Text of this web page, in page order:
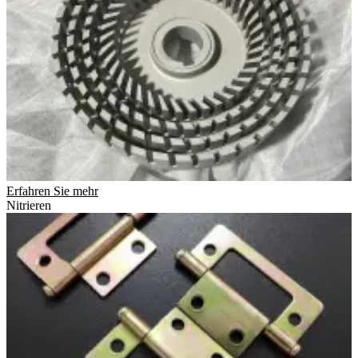
Erfahren Sie mehr
Nitrieren